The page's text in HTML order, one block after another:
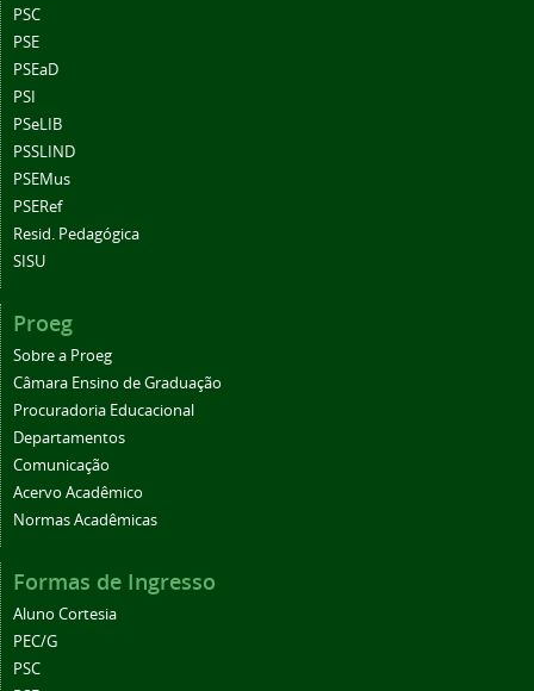
PSC
PSE
PSEaD
PSI
PSeLIB
PSSLIND
PSEMus
PSERef
Resid. Pedagógica
SISU
Proeg
Sobre a Proeg
Câmara Ensino de Graduação
Procuradoria Educacional
Departamentos
Comunicação
Acervo Acadêmico
Normas Acadêmicas
Formas de Ingresso
Aluno Cortesia
PEC/G
PSC